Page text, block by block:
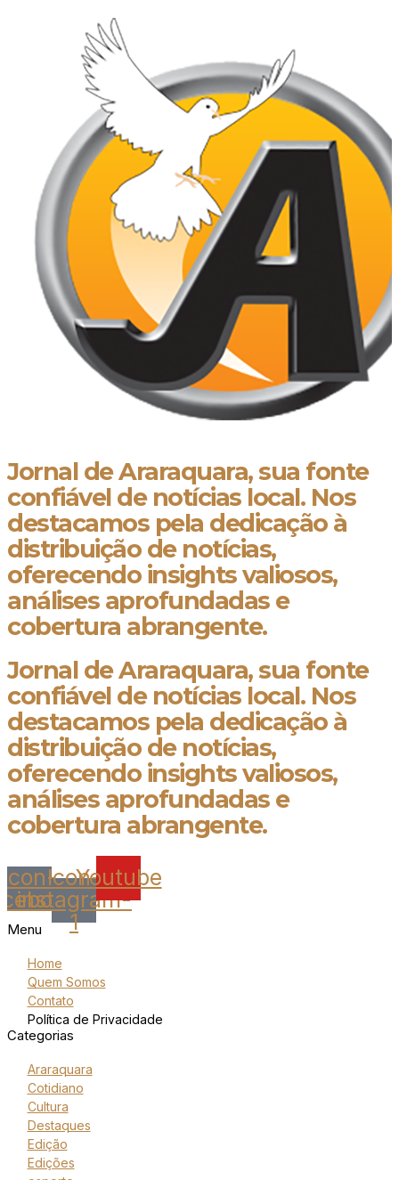
Jornal de Araraquara, sua fonte
confiável de notícias local. Nos
destacamos pela dedicação à
distribuição de notícias,
oferecendo insights valiosos,
análises aprofundadas e
cobertura abrangente.
Jornal de Araraquara, sua fonte
confiável de notícias local. Nos
destacamos pela dedicação à
distribuição de notícias,
oferecendo insights valiosos,
análises aprofundadas e
cobertura abrangente.
Icon-Icon-
instagram-
1
Youtube
Menu
Home
Quem Somos
Contato
Política de Privacidade
Categorias
Araraquara
Cotidiano
Cultura
Destaques
Edição
Edições